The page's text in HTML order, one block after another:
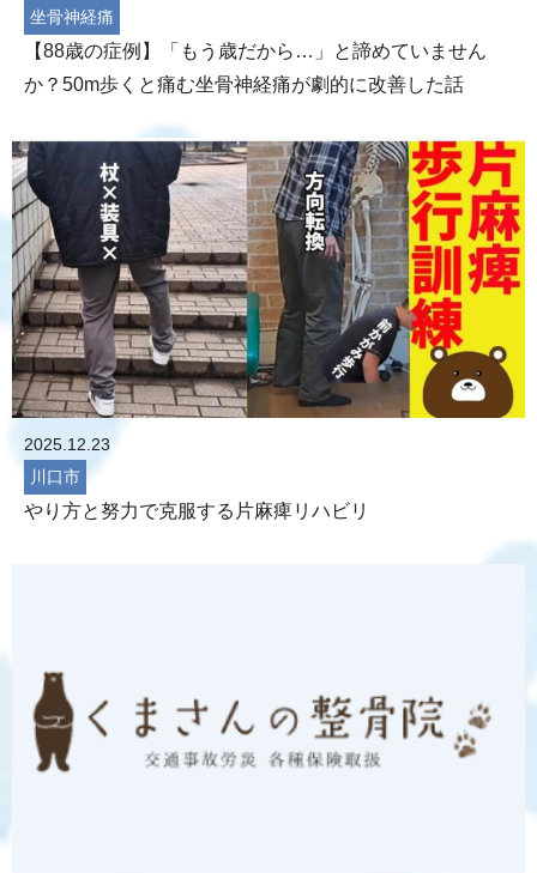
坐骨神経痛
【88歳の症例】「もう歳だから…」と諦めていません
か？50m歩くと痛む坐骨神経痛が劇的に改善した話
2025.12.23
川口市
やり方と努力で克服する片麻痺リハビリ